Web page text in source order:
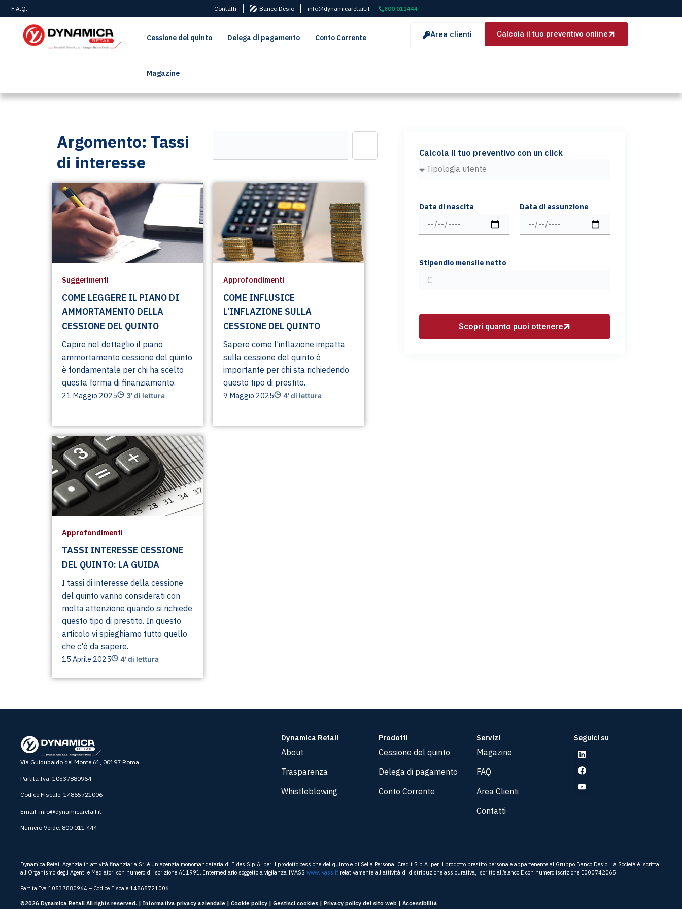
F.A.Q. Contatti Banco Desio info@dynamicaretail.it 800 011444
Cessione del quinto Delega di pagamento Conto Corrente
Magazine
Area clienti Calcola il tuo preventivo online
Argomento: Tassi
di interesse
Suggerimenti
COME LEGGERE IL PIANO DI
AMMORTAMENTO DELLA
CESSIONE DEL QUINTO
Capire nel dettaglio il piano
ammortamento cessione del quinto
è fondamentale per chi ha scelto
questa forma di finanziamento.
21 Maggio 2025 3' di lettura
Approfondimenti
COME INFLUSICE
L’INFLAZIONE SULLA
CESSIONE DEL QUINTO
Sapere come l’inflazione impatta
sulla cessione del quinto è
importante per chi sta richiedendo
questo tipo di prestito.
9 Maggio 2025 4' di lettura
Approfondimenti
TASSI INTERESSE CESSIONE
DEL QUINTO: LA GUIDA
I tassi di interesse della cessione
del quinto vanno considerati con
molta attenzione quando si richiede
questo tipo di prestito. In questo
articolo vi spieghiamo tutto quello
che c'è da sapere.
15 Aprile 2025 4' di lettura
Calcola il tuo preventivo con un click
Data di nascita Data di assunzione
Stipendio mensile netto
Scopri quanto puoi ottenere
Via Guidubaldo del Monte 61, 00197 Roma
Partita Iva: 10537880964
Codice Fiscale: 14865721006
Email: info@dynamicaretail.it
Numero Verde: 800 011 444
Dynamica Retail
About
Trasparenza
Whistleblowing
Prodotti
Cessione del quinto
Delega di pagamento
Conto Corrente
Servizi
Magazine
FAQ
Area Clienti
Contatti
Seguici su
Dynamica Retail Agenzia in attività finanziaria Srl è un’agenzia monomandataria di Fides S.p.A. per il prodotto cessione del quinto e di Sella Personal Credit S.p.A. per il prodotto prestito personale appartenente al Gruppo Banco Desio. La Società è iscritta
all’Organismo degli Agenti e Mediatori con numero di iscrizione A11991. Intermediario soggetto a vigilanza IVASS www.ivass.it relativamente all’attività di distribuzione assicurativa, iscritto all’elenco E con numero iscrizione E000742065.
Partita Iva 10537880964 – Codice Fiscale 14865721006
©2026 Dynamica Retail All rights reserved. | Informativa privacy aziendale | Cookie policy | Gestisci cookies | Privacy policy del sito web | Accessibilità